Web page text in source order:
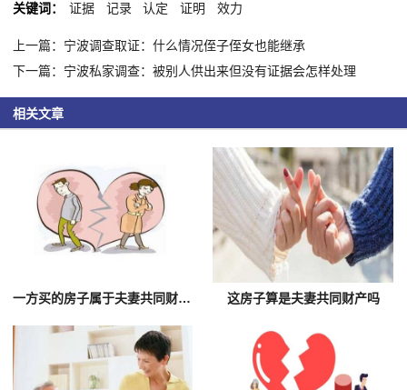
关键词： 证据 记录 认定 证明 效力
上一篇：宁波调查取证：什么情况侄子侄女也能继承
下一篇：宁波私家调查：被别人供出来但没有证据会怎样处理
相关文章
一方买的房子属于夫妻共同财产吗 这房子算是夫妻共同财产吗